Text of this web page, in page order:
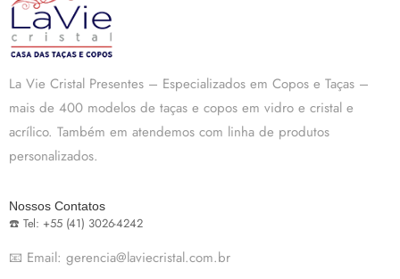
La Vie Cristal Presentes – Especializados em Copos e Taças –
mais de 400 modelos de taças e copos em vidro e cristal e
acrílico. Também em atendemos com linha de produtos
personalizados.
Nossos Contatos
☎️ Tel: +55 (41) 3026-4242
📧 Email: gerencia@laviecristal.com.br